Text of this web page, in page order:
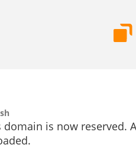
domain is now reserved.